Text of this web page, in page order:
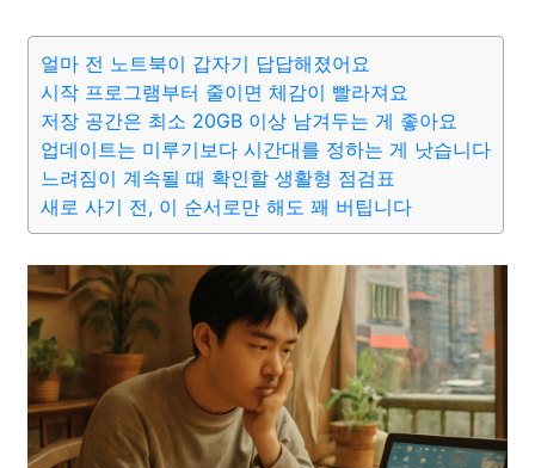
얼마 전 노트북이 갑자기 답답해졌어요
시작 프로그램부터 줄이면 체감이 빨라져요
저장 공간은 최소 20GB 이상 남겨두는 게 좋아요
업데이트는 미루기보다 시간대를 정하는 게 낫습니다
느려짐이 계속될 때 확인할 생활형 점검표
새로 사기 전, 이 순서로만 해도 꽤 버팁니다